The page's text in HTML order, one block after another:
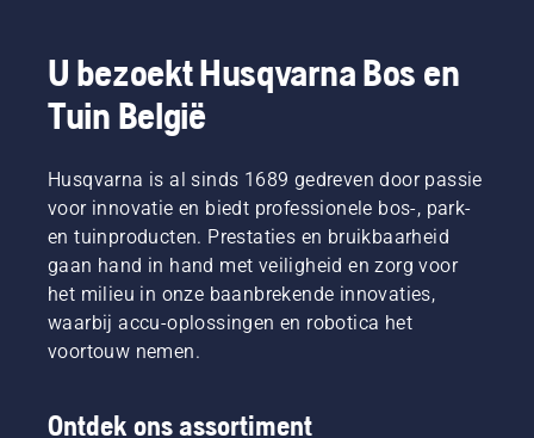
U bezoekt Husqvarna Bos en
Tuin België
Husqvarna is al sinds 1689 gedreven door passie
voor innovatie en biedt professionele bos-, park-
en tuinproducten. Prestaties en bruikbaarheid
gaan hand in hand met veiligheid en zorg voor
het milieu in onze baanbrekende innovaties,
waarbij accu-oplossingen en robotica het
voortouw nemen.
Ontdek ons assortiment